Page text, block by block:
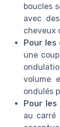
boucles
avec
cheveux
Pour les
une
volume
ondulés
Pour
au carré